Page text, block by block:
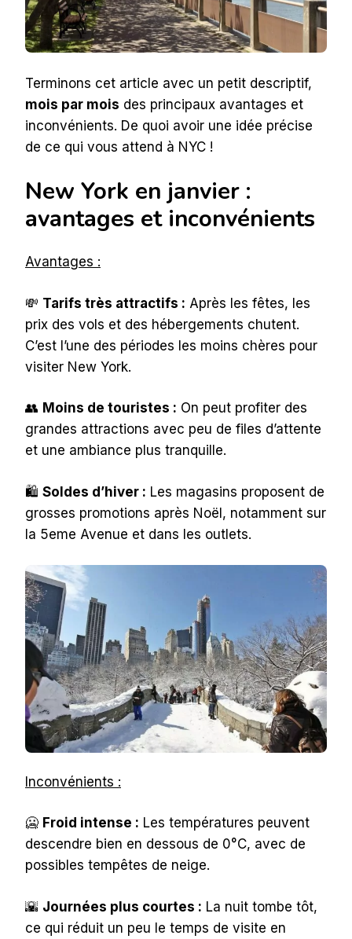
Terminons cet article avec un petit descriptif,
mois par mois des principaux avantages et
inconvénients. De quoi avoir une idée précise
de ce qui vous attend à NYC !
New York en janvier :
avantages et inconvénients
Avantages :
💸 Tarifs très attractifs : Après les fêtes, les
prix des vols et des hébergements chutent.
C’est l’une des périodes les moins chères pour
visiter New York.
👥 Moins de touristes : On peut profiter des
grandes attractions avec peu de files d’attente
et une ambiance plus tranquille.
🛍️ Soldes d’hiver : Les magasins proposent de
grosses promotions après Noël, notamment sur
la 5eme Avenue et dans les outlets.
Inconvénients :
🥶 Froid intense : Les températures peuvent
descendre bien en dessous de 0°C, avec de
possibles tempêtes de neige.
🌇 Journées plus courtes : La nuit tombe tôt,
ce qui réduit un peu le temps de visite en